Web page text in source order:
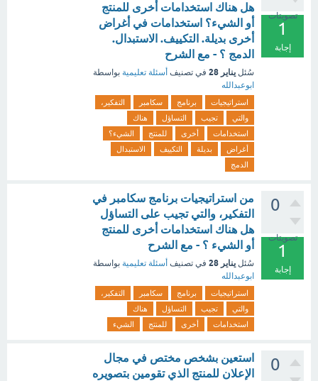
تصويتات
1
إجابة
هل هناك استخدامات أخرى للمنتج
أو الشيء؟ استخدامات في أغراض
أخرى بديلة. التكييف. الاستبدال.
الدمج ؟ - مع الشرح
سُئل يناير 28 في تصنيف أسئلة تعليمية بواسطة
ابوعبدالله
استراتيجيات برنامج سكامبر
التفكير،
والتي
تجيب التساؤل
هناك
استخدامات
أخرى للمنتج
الشيء؟
أغراض
بديلة التكييف
الاستبدال
الدمج
0
تصويتات
1
إجابة
من استراتيجيات برنامج سكامبر في
التفكير، والتي تجيب على التساؤل
هل هناك استخدامات أخرى للمنتج
أو الشيء ؟ - مع الشرح
سُئل يناير 28 في تصنيف أسئلة تعليمية بواسطة
ابوعبدالله
استراتيجيات برنامج سكامبر
التفكير،
والتي
تجيب التساؤل
هناك
استخدامات
أخرى للمنتج الشيء
0
استعين بشخص مختص في مجال
الإعلان للمنتج الذي تقومين بتصويره